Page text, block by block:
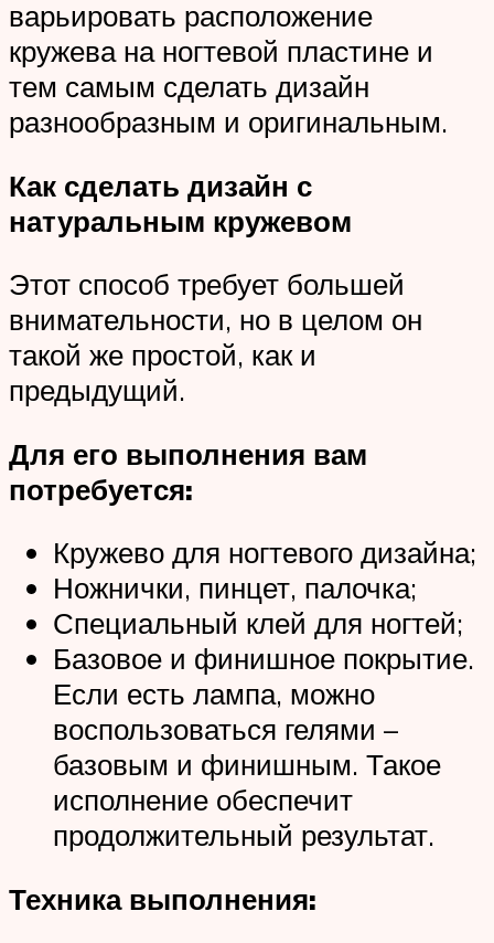
варьировать расположение
кружева на ногтевой пластине и
тем самым сделать дизайн
разнообразным и оригинальным.
Как сделать дизайн с
натуральным кружевом
Этот способ требует большей
внимательности, но в целом он
такой же простой, как и
предыдущий.
Для его выполнения вам
потребуется:
Кружево для ногтевого дизайна;
Ножнички, пинцет, палочка;
Специальный клей для ногтей;
Базовое и финишное покрытие.
Если есть лампа, можно
воспользоваться гелями –
базовым и финишным. Такое
исполнение обеспечит
продолжительный результат.
Техника выполнения: